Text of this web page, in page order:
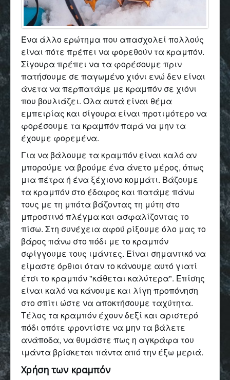
Ένα άλλο ερώτημα που απασχολεί πολλούς
είναι πότε πρέπει να φορεθούν τα κραμπόν.
Σίγουρα πρέπει να τα φορέσουμε πριν
πατήσουμε σε παγωμένο χιόνι ενώ δεν είναι
άνετα να περπατάμε με κραμπόν σε χιόνι
που βουλιάζει. Όλα αυτά είναι θέμα
εμπειρίας και σίγουρα είναι προτιμότερο να
φορέσουμε τα κραμπόν παρά να μην τα
έχουμε φορεμένα.
Για να βάλουμε τα κραμπόν είναι καλό αν
μπορούμε να βρούμε ένα άνετο μέρος, όπως
μια πέτρα ή ένα ξέχιονο κομμάτι. Βάζουμε
τα κραμπόν στο έδαφος και πατάμε πάνω
τους με τη μπότα βάζοντας τη μύτη στο
μπροστινό πλέγμα και ασφαλίζοντας το
πίσω. Στη συνέχεια αφού ρίξουμε όλο μας το
βάρος πάνω στο πόδι με το κραμπόν
σφίγγουμε τους ιμάντες. Είναι σημαντικό να
είμαστε όρθιοι όταν το κάνουμε αυτό γιατί
έτσι το κραμπόν "κάθεται καλύτερα". Επίσης
είναι καλό να κάνουμε και λίγη προπόνηση
στο σπίτι ώστε να αποκτήσουμε ταχύτητα.
Τέλος τα κραμπόν έχουν δεξί και αριστερό
πόδι οπότε φροντίστε να μην τα βάλετε
ανάποδα, να θυμάστε πως η αγκράφα του
ιμάντα βρίσκεται πάντα από την έξω μεριά.
Χρήση των κραμπόν